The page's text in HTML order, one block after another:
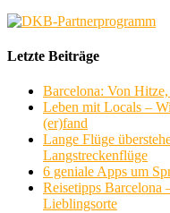
Letzte Beiträge
Barcelona: Von
Leben mit Locals –
(er)fand
Lange Flüge
Langstreckenflüge
6 geniale Apps um
Reisetipps Barcelona
Lieblingsorte